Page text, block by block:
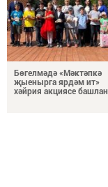
Бөгелмәдә «Мәктәпкә
җыенырга ярдәм ит»
хәйрия акциясе